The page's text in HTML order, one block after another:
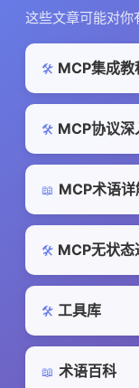
这些文章可能对你
🛠️ MCP集成教
🛠️ MCP协议深
📖 MCP术语详
🛠️ MCP无状态
🛠️ 工具库
📖 术语百科